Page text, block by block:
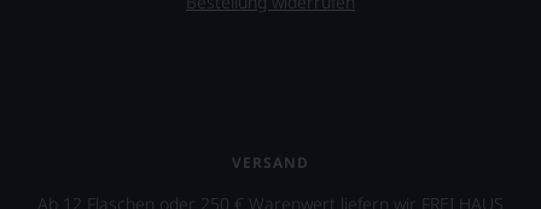
VERSAND
Ab 12 Flaschen oder 250 € Warenwert liefern wir FREI HAUS